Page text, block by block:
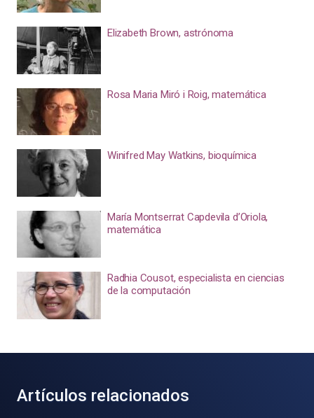
Elizabeth Brown, astrónoma
Rosa Maria Miró i Roig, matemática
Winifred May Watkins, bioquímica
María Montserrat Capdevila d’Oriola,
matemática
Radhia Cousot, especialista en ciencias
de la computación
Artículos relacionados